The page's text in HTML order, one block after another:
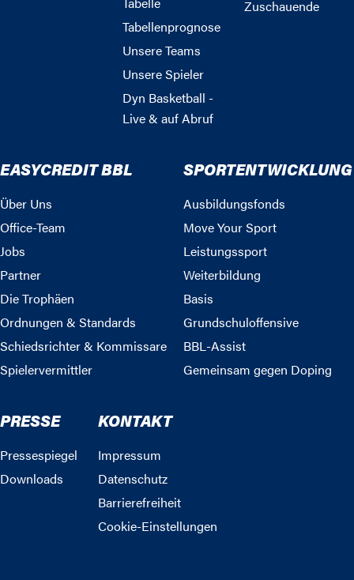
Tabellenprognose
Unsere Teams
Unsere Spieler
Dyn Basketball -
Live & auf Abruf
Zuschauende
EASYCREDIT BBL
Über Uns
Office-Team
Jobs
Partner
Die Trophäen
Ordnungen & Standards
Schiedsrichter & Kommissare
Spielervermittler
SPORTENTWICKLUNG
Ausbildungsfonds
Move Your Sport
Leistungssport
Weiterbildung
Basis
Grundschuloffensive
BBL-Assist
Gemeinsam gegen Doping
PRESSE
Pressespiegel
Downloads
KONTAKT
Impressum
Datenschutz
Barrierefreiheit
Cookie-Einstellungen